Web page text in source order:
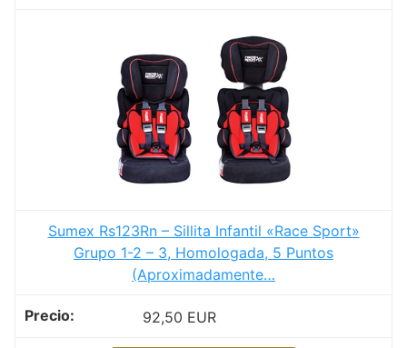
Sumex Rs123Rn – Sillita Infantil «Race Sport»
Grupo 1-2 – 3, Homologada, 5 Puntos
(Aproximadamente…
92,50 EUR